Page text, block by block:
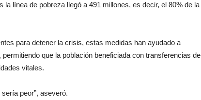
línea de pobreza llegó a 491 millones, es decir, el 80% de la
para detener la crisis, estas medidas han ayudado a
que la población beneficiada con transferencias de
vitales.
peor”, aseveró.